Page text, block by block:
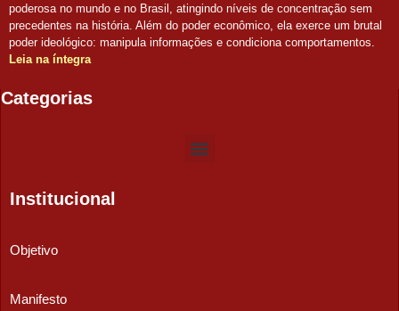
poderosa no mundo e no Brasil, atingindo níveis de concentração sem
precedentes na história. Além do poder econômico, ela exerce um brutal
poder ideológico: manipula informações e condiciona comportamentos.
Leia na íntegra
Categorias
Institucional
Objetivo
Manifesto